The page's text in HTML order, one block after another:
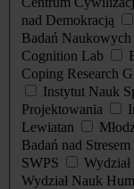
nad Demokracją
Badań Naukowych
Cognition Lab
Coping Research
Instytut Nauk
Projektowania
Lewiatan
Badań nad Stresem
SWPS
Wydział Nauk